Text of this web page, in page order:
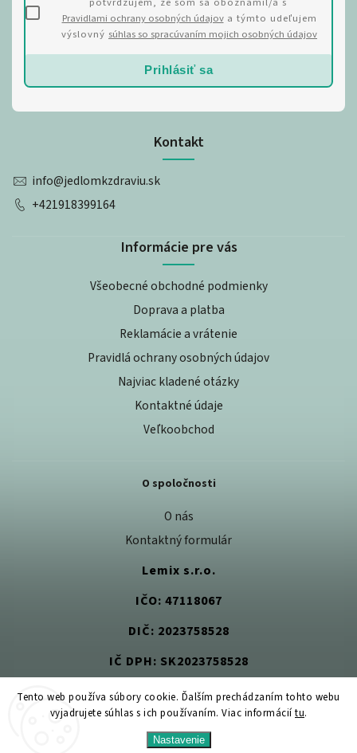
Tento web používa súbory cookie. Ďalším prechádzaním tohto webu
vyjadrujete súhlas s ich používaním. Viac informáciítu.
Nastavenie
Kontakt
info@jedlomkzdraviu.sk
+421918399164
Informácie pre vás
Všeobecné obchodné podmienky
Doprava a platba
Reklamácie a vrátenie
Pravidlá ochrany osobných údajov
Najviac kladené otázky
Kontaktné údaje
Veľkoobchod
O spoločnosti
O nás
Kontaktný formulár
Lemix s.r.o.
IČO: 47118067
DIČ: 2023758528
IČ DPH: SK2023758528
Pravidlami ochrany osobných údajova týmto udeľujem
výslovný súhlas so spracúvaním mojich osobných údajov
Prihlásiť sa
Jedlom k zdraviu. Všetky práva vyhradené.
Upraviť nastavenie cookies